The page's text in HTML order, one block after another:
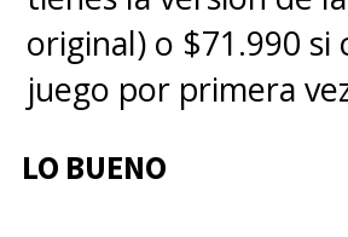
Innovaciones
incorporación de
posibilidades
original) o $71.990 si
juego por primera
LO BUENO